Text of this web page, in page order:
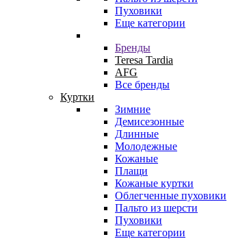
Пуховики
Еще категории
Бренды
Teresa Tardia
AFG
Все бренды
Куртки
Зимние
Демисезонные
Длинные
Молодежные
Кожаные
Плащи
Кожаные куртки
Облегченные пуховики
Пальто из шерсти
Пуховики
Еще категории